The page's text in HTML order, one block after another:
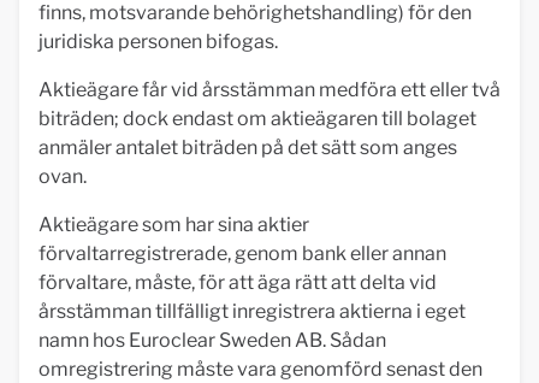
finns, motsvarande behörighetshandling) för den
juridiska personen bifogas.
Aktieägare får vid årsstämman medföra ett eller två
biträden; dock endast om aktieägaren till bolaget
anmäler antalet biträden på det sätt som anges
ovan.
Aktieägare som har sina aktier
förvaltarregistrerade, genom bank eller annan
förvaltare, måste, för att äga rätt att delta vid
årsstämman tillfälligt inregistrera aktierna i eget
namn hos Euroclear Sweden AB. Sådan
omregistrering måste vara genomförd senast den